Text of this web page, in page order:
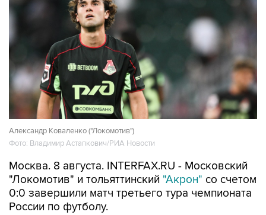
Александр Коваленко ("Локомотив")
Фото: Владимир Астапкович/РИА Новости
Москва. 8 августа. INTERFAX.RU - Московский
"Локомотив" и тольяттинский "Акрон" со счетом
0:0 завершили матч третьего тура чемпионата
России по футболу.